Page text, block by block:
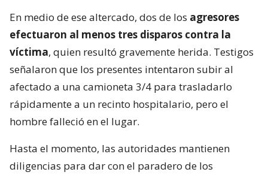
En medio de ese altercado, dos de los agresores
efectuaron al menos tres disparos contra la
víctima, quien resultó gravemente herida. Testigos
señalaron que los presentes intentaron subir al
afectado a una camioneta 3/4 para trasladarlo
rápidamente a un recinto hospitalario, pero el
hombre falleció en el lugar.
Hasta el momento, las autoridades mantienen
diligencias para dar con el paradero de los